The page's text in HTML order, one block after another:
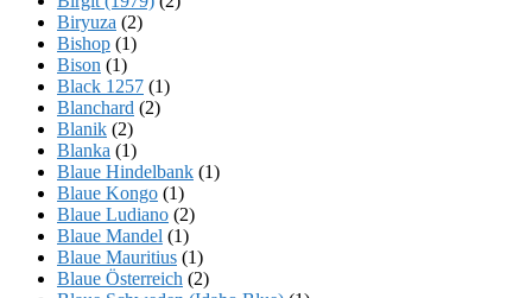
Biryuza (2)
Bishop (1)
Bison (1)
Black 1257 (1)
Blanchard (2)
Blanik (2)
Blanka (1)
Blaue Hindelbank (1)
Blaue Kongo (1)
Blaue Ludiano (2)
Blaue Mandel (1)
Blaue Mauritius (1)
Blaue Österreich (2)